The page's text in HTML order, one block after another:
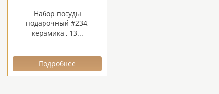
Набор посуды
подарочный #234,
керамика , 13...
Подробнее